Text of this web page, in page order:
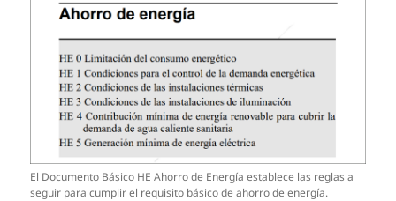
El Documento Básico HE Ahorro de Energía establece las reglas a
seguir para cumplir el requisito básico de ahorro de energía.